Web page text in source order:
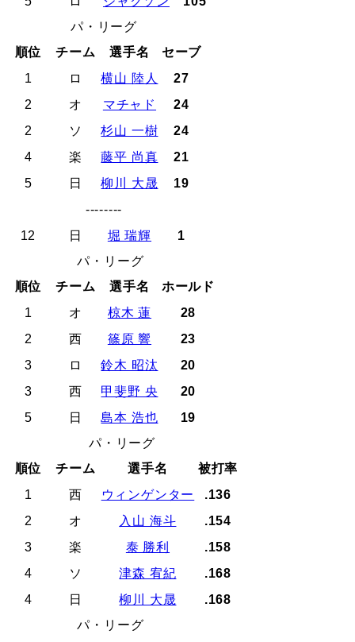
パ・リーグ
順位
チーム 選手名
セーブ
1
ロ 横山 陸人
27
2
オ マチャド
24
2
ソ 杉山 一樹
24
4
楽 藤平 尚真
21
5
日 柳川 大晟
19
--------
12
日 堀 瑞輝
1
パ・リーグ
順位
チーム 選手名
ホールド
1
オ 椋木 蓮
28
2
西 篠原 響
23
3
ロ 鈴木 昭汰
20
3
西 甲斐野 央
20
5
日 島本 浩也
19
パ・リーグ
順位
チーム 選手名
被打率
1
西 ウィンゲンター
.136
2
オ 入山 海斗
.154
3
楽 泰 勝利
.158
4
ソ 津森 宥紀
.168
4
日 柳川 大晟
.168
パ・リーグ